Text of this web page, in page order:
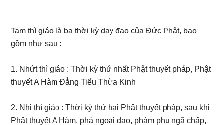
Tam thì giáo là ba thời kỳ dạy đạo của Đức Phật, bao
gồm như sau :
1. Nhứt thì giáo : Thời kỳ thứ nhất Phật thuyết pháp, Phật
thuyết A Hàm Đẳng Tiểu Thừa Kinh
2. Nhị thì giáo : Thời kỳ thứ hai Phật thuyết pháp, sau khi
Phật thuyết A Hàm, phá ngoại đạo, phàm phu ngã chấp,